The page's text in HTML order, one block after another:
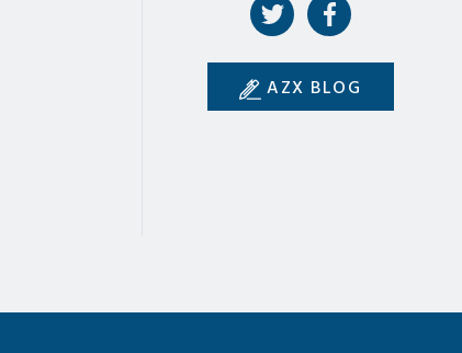
AZX BLOG